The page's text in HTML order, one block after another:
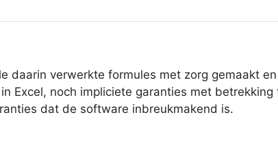
daarin verwerkte formules met zorg gemaakt
Excel, noch impliciete garanties met
dat de software inbreukmakend is.